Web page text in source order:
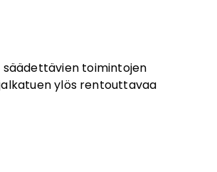
säädettävien toimintojen
ylös rentouttavaa